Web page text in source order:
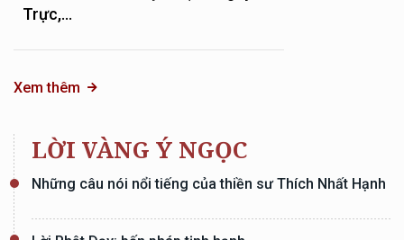
Trực,...
Xem thêm
LỜI VÀNG Ý NGỌC
Những câu nói nổi tiếng của thiền sư Thích Nhất Hạnh